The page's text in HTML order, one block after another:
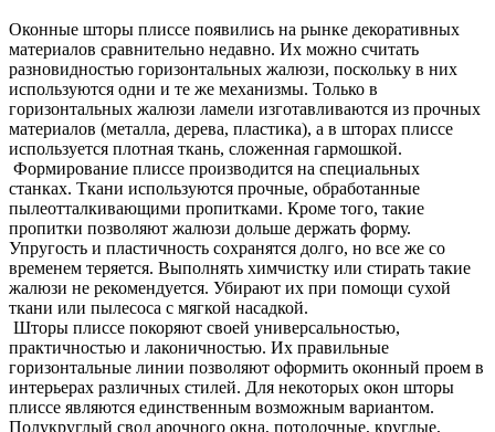
Оконные шторы плиссе появились на рынке декоративных
материалов сравнительно недавно. Их можно считать
разновидностью горизонтальных жалюзи, поскольку в них
используются одни и те же механизмы. Только в
горизонтальных жалюзи ламели изготавливаются из прочных
материалов (металла, дерева, пластика), а в шторах плиссе
используется плотная ткань, сложенная гармошкой.
Формирование плиссе производится на специальных
станках. Ткани используются прочные, обработанные
пылеотталкивающими пропитками. Кроме того, такие
пропитки позволяют жалюзи дольше держать форму.
Упругость и пластичность сохранятся долго, но все же со
временем теряется. Выполнять химчистку или стирать такие
жалюзи не рекомендуется. Убирают их при помощи сухой
ткани или пылесоса с мягкой насадкой.
Шторы плиссе покоряют своей универсальностью,
практичностью и лаконичностью. Их правильные
горизонтальные линии позволяют оформить оконный проем в
интерьерах различных стилей. Для некоторых окон шторы
плиссе являются единственным возможным вариантом.
Полукруглый свод арочного окна, потолочные, круглые,